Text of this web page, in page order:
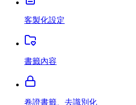
客製化設定
書籤內容
卷證書籤、去識別化